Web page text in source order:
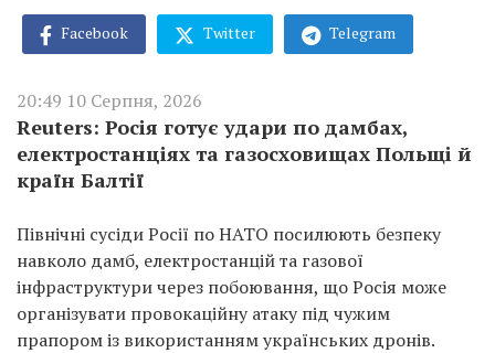
Facebook Twitter Telegram
20:49 10 Серпня, 2026
Reuters: Росія готує удари по дамбах,
електростанціях та газосховищах Польщі й
країн Балтії
Північні сусіди Росії по НАТО посилюють безпеку
навколо дамб, електростанцій та газової
інфраструктури через побоювання, що Росія може
організувати провокаційну атаку під чужим
прапором із використанням українських дронів.